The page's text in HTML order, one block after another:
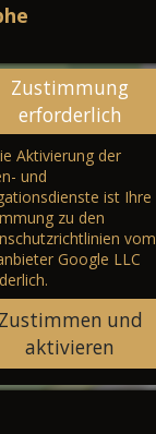
Laasphe
Zustimmung
erforderlich
Aktivierung der
und
ist Ihre
zu den
vom
Google LLC
Zustimmen und
aktivieren